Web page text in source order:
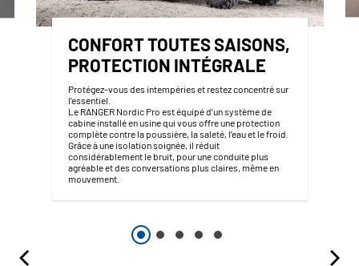
CONFORT TOUTES SAISONS,
PROTECTION INTÉGRALE
Protégez-vous des intempéries et restez concentré sur
l’essentiel.
Le RANGER Nordic Pro est équipé d’un système de
cabine installé en usine qui vous offre une protection
complète contre la poussière, la saleté, l’eau et le froid.
Grâce à une isolation soignée, il réduit
considérablement le bruit, pour une conduite plus
agréable et des conversations plus claires, même en
mouvement.